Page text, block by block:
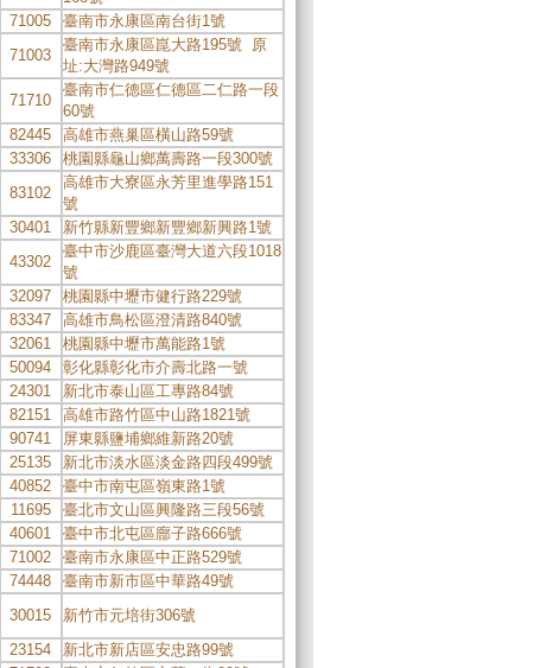
71005
臺南市永康區南台街1號
71003
臺南市永康區崑大路195號 原
址:大灣路949號
71710
臺南市仁德區仁德區二仁路一段
60號
82445
高雄市燕巢區橫山路59號
33306
桃園縣龜山鄉萬壽路一段300號
83102
高雄市大寮區永芳里進學路151
號
30401
新竹縣新豐鄉新豐鄉新興路1號
43302
臺中市沙鹿區臺灣大道六段1018
號
32097
桃園縣中壢市健行路229號
83347
高雄市鳥松區澄清路840號
32061
桃園縣中壢市萬能路1號
50094
彰化縣彰化市介壽北路一號
24301
新北市泰山區工專路84號
82151
高雄市路竹區中山路1821號
90741
屏東縣鹽埔鄉維新路20號
25135
新北市淡水區淡金路四段499號
40852
臺中市南屯區嶺東路1號
11695
臺北市文山區興隆路三段56號
40601
臺中市北屯區廍子路666號
71002
臺南市永康區中正路529號
74448
臺南市新市區中華路49號
30015
新竹市元培街306號
23154
新北市新店區安忠路99號